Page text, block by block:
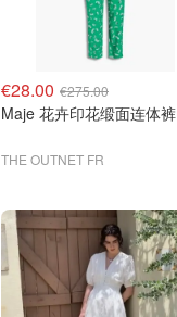
€28.00 €275.00
Maje 花卉印花缎面连体裤
THE OUTNET FR